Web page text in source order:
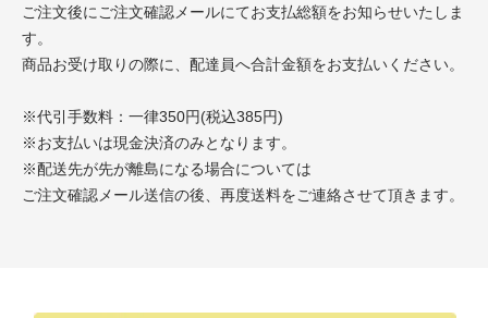
ご注文後にご注文確認メールにてお支払総額をお知らせいたしま
す。
商品お受け取りの際に、配達員へ合計金額をお支払いください。
※代引手数料：一律350円(税込385円)
※お支払いは現金決済のみとなります。
※配送先が先が離島になる場合については
ご注文確認メール送信の後、再度送料をご連絡させて頂きます。